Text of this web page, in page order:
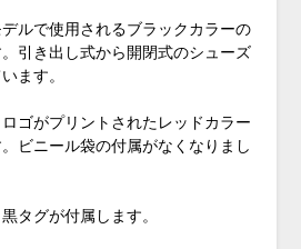
デルで使用されるブラックカラーの
引き出し式から開閉式のシューズ
ます。
ゴがプリントされたレッドカラー
ビニール袋の付属がなくなりまし
タグが付属します。